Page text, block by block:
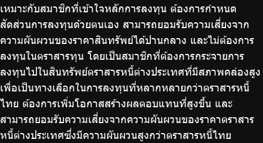
เหมาะกับสมาชิกที่เข้าใจหลักการลงทุน ต้องการกำหนด
สัดส่วนการลงทุนด้วยตนเอง สามารถยอมรับความเสี่ยงจาก
ความผันผวนของราคาสินทรัพย์ได้ปานกลาง และไม่ต้องการ
ลงทุนในตราสารทุน โดยเป็นสมาชิกที่ต้องการกระจายการ
ลงทุนไปในสินทรัพย์ตราสารหนี้ต่างประเทศที่มีสภาพคล่องสูง
เพื่อเป็นทางเลือกในการลงทุนที่หลากหลายกว่าตราสารหนี้
ไทย ต้องการเพิ่มโอกาสสร้างผลตอบแทนที่สูงขึ้น และ
สามารถยอมรับความเสี่ยงจากความผันผวนของราคาตราสาร
หนี้ต่างประเทศซึ่งมีความผันผวนสูงกว่าตราสารหนี้ไทย